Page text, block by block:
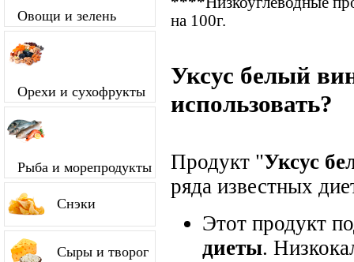
Овощи и зелень
Орехи и сухофрукты
Рыба и морепродукты
Снэки
Сыры и творог
на 100г.
Уксус белый
использовать?
Продукт "Уксус
ряда известных
Этот продукт
диеты.